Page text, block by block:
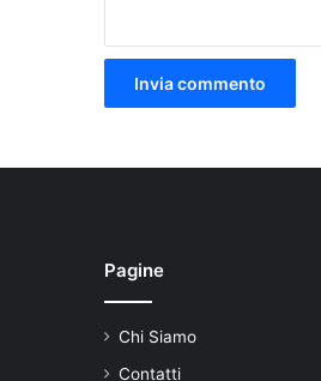
Pagine
Chi Siamo
Contatti